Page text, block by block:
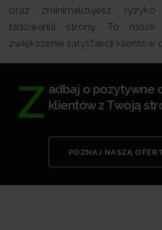
oraz zminimalizujesz ryzyko
ładowania strony. To
zwiększenie satysfakcji klientów
Z adbaj o pozytywne
klientów z Twoją
POZNAJ NASZĄ